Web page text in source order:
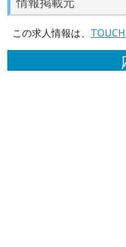
この求人情報は、